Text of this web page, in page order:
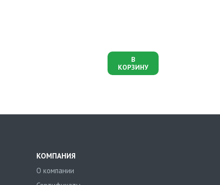
В
КОРЗИНУ
КОМПАНИЯ
О компании